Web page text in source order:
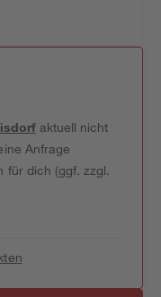
aktuell nicht
Anfrage
für dich (ggf. zzgl.